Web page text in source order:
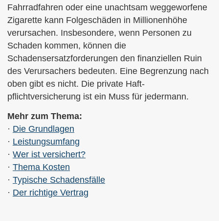
Fahrradfahren oder eine unachtsam weggeworfene
Zigarette kann Folgeschäden in Millionenhöhe
verursachen. Insbesondere, wenn Per­sonen zu
Schaden kommen, können die
Schadensersatzforderungen den finanziellen Ruin
des Verursachers bedeuten. Eine Begrenzung nach
oben gibt es nicht. Die private Haft­
pflichtversicherung ist ein Muss für jedermann.
Mehr zum Thema:
· Die Grundlagen
· Leistungsumfang
· Wer ist versichert?
· Thema Kosten
· Typische Schadensfälle
· Der richtige Vertrag